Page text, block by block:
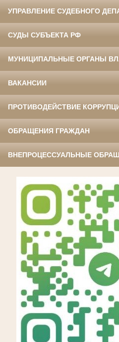
УПРАВЛЕНИЕ СУДЕБНОГО
СУДЫ СУБЪЕКТА РФ
МУНИЦИПАЛЬНЫЕ ОРГАНЫ
ВАКАНСИИ
ПРОТИВОДЕЙСТВИЕ
ОБРАЩЕНИЯ ГРАЖДАН
ВНЕПРОЦЕССУАЛЬНЫЕ